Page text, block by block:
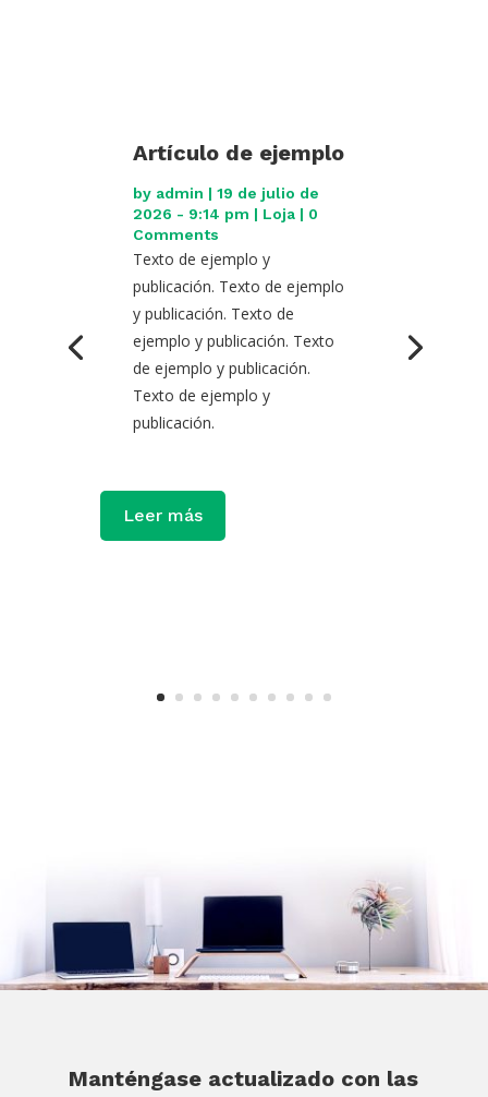
Artículo de ejemplo
by admin | 19 de julio de
2026 - 9:14 pm | Loja| 0
Comments
Texto de ejemplo y
publicación. Texto de ejemplo
y publicación. Texto de
ejemplo y publicación. Texto
de ejemplo y publicación.
Texto de ejemplo y
publicación.
Leer más
Manténgase actualizado con las